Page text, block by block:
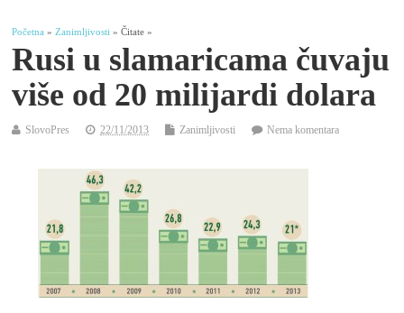
Početna »Zanimljivosti » Čitate »
Rusi u slamaricama čuvaju
više od 20 milijardi dolara
SlovoPres 22/11/2013 Zanimljivosti Nema komentara